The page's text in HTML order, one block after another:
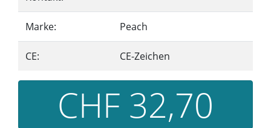
Marke: Peach
CE: CE-Zeichen
CHF 32,70